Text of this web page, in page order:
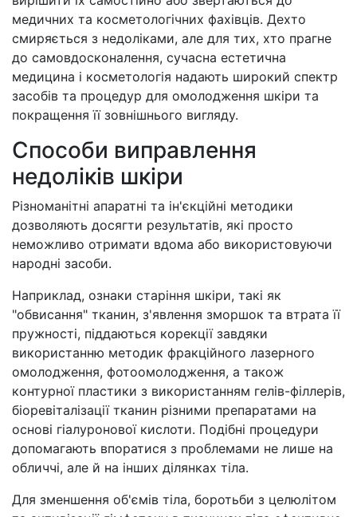
медичних та косметологічних фахівців. Дехто
смиряється з недоліками, але для тих, хто прагне
до самовдосконалення, сучасна естетична
медицина і косметологія надають широкий спектр
засобів та процедур для омолодження шкіри та
покращення її зовнішнього вигляду.
Способи виправлення
недоліків шкіри
Різноманітні апаратні та ін'єкційні методики
дозволяють досягти результатів, які просто
неможливо отримати вдома або використовуючи
народні засоби.
Наприклад, ознаки старіння шкіри, такі як
"обвисання" тканин, з'явлення зморшок та втрата її
пружності, піддаються корекції завдяки
використанню методик фракційного лазерного
омолодження, фотоомолодження, а також
контурної пластики з використанням гелів-філлерів,
біоревіталізації тканин різними препаратами на
основі гіалуронової кислоти. Подібні процедури
допомагають впоратися з проблемами не лише на
обличчі, але й на інших ділянках тіла.
Для зменшення об'ємів тіла, боротьби з целюлітом